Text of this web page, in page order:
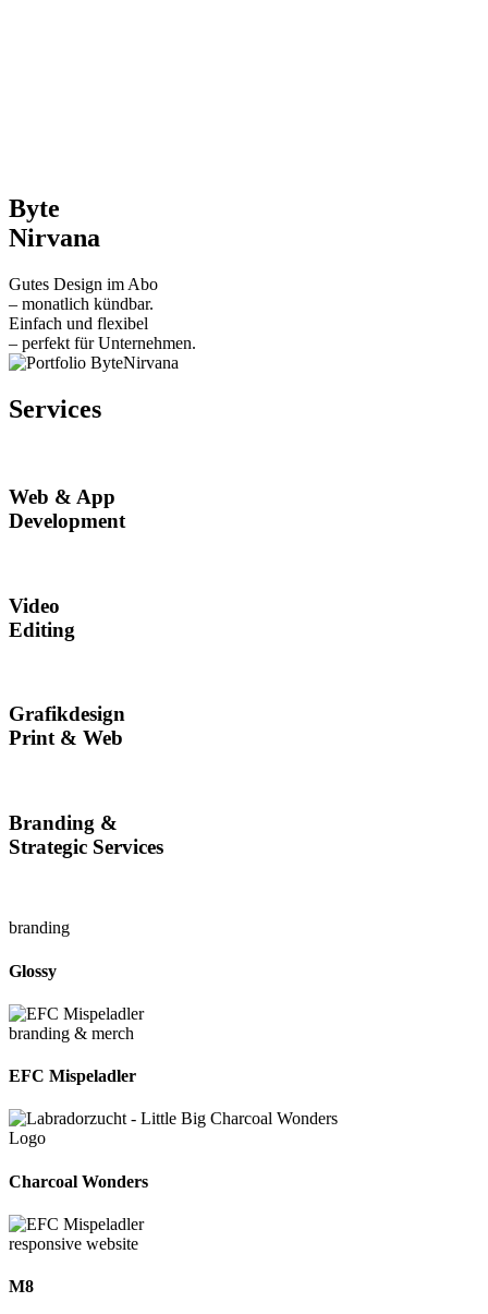
Byte
Nirvana
Gutes Design im Abo
– monatlich kündbar.
Einfach und flexibel
– perfekt für Unternehmen.
Services
Web & App
Development
Video
Editing
Grafikdesign
Print & Web
Branding &
Strategic Services
branding
Glossy
branding & merch
EFC Mispeladler
Logo
Charcoal Wonders
responsive website
M8